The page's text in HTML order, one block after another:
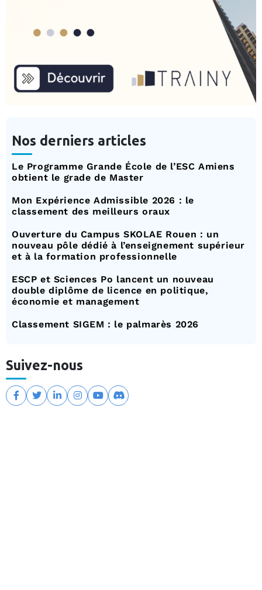
Nos derniers articles
Le Programme Grande École de l’ESC Amiens
obtient le grade de Master
Mon Expérience Admissible 2026 : le
classement des meilleurs oraux
Ouverture du Campus SKOLAE Rouen : un
nouveau pôle dédié à l’enseignement supérieur
et à la formation professionnelle
ESCP et Sciences Po lancent un nouveau
double diplôme de licence en politique,
économie et management
Classement SIGEM : le palmarès 2026
Suivez-nous